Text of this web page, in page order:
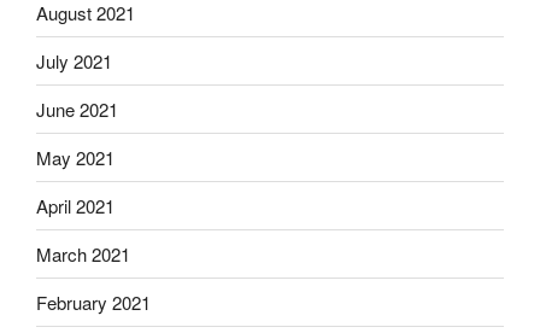
August 2021
July 2021
June 2021
May 2021
April 2021
March 2021
February 2021